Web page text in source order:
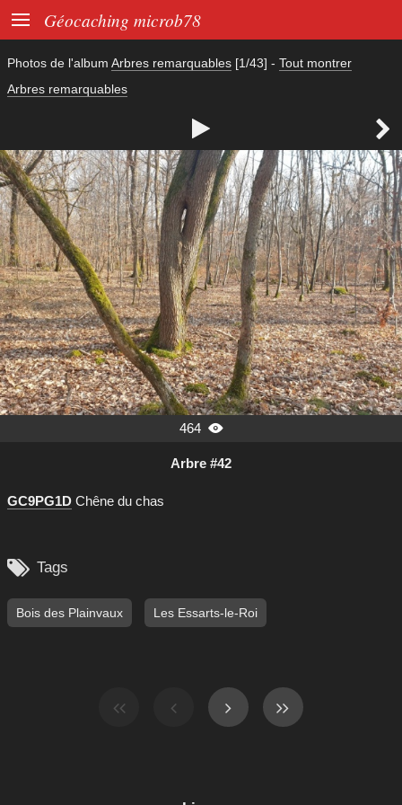
 Géocaching microb78
Photos de l'album Arbres remarquables [1/43] - Tout montrer
Arbres remarquables
 
464 
Arbre #42
GC9PG1D Chêne du chas
 Tags
Bois des Plainvaux Les Essarts-le-Roi